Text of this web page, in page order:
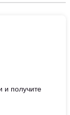
и получите